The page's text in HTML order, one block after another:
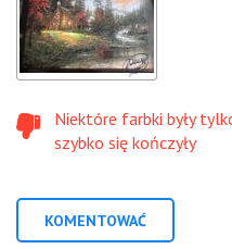
Niektóre farbki były
szybko się kończyły
KOMENTOWAĆ